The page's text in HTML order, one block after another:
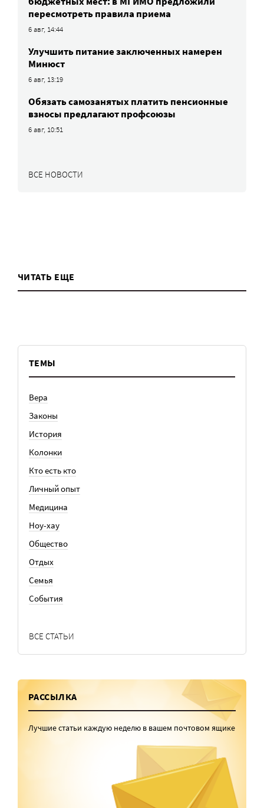
пересмотреть правила приема
6 авг, 14:44
Улучшить питание заключенных намерен
Минюст
6 авг, 13:19
Обязать самозанятых платить пенсионные
взносы предлагают профсоюзы
6 авг, 10:51
ВСЕ НОВОСТИ
ЧИТАТЬ ЕЩЕ
ТЕМЫ
Вера
Законы
История
Колонки
Кто есть кто
Личный опыт
Медицина
Ноу-хау
Общество
Отдых
Семья
События
ВСЕ СТАТЬИ
РАССЫЛКА
Лучшие статьи каждую неделю в вашем почтовом ящике